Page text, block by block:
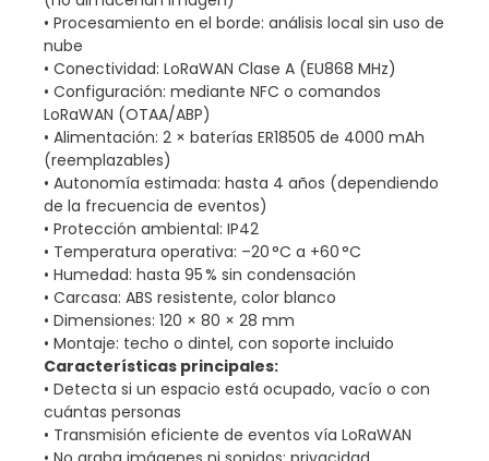
• Procesamiento en el borde: análisis local sin uso de
nube
• Conectividad: LoRaWAN Clase A (EU868 MHz)
• Configuración: mediante NFC o comandos
LoRaWAN (OTAA/ABP)
• Alimentación: 2 × baterías ER18505 de 4000 mAh
(reemplazables)
• Autonomía estimada: hasta 4 años (dependiendo
de la frecuencia de eventos)
• Protección ambiental: IP42
• Temperatura operativa: –20 °C a +60 °C
• Humedad: hasta 95 % sin condensación
• Carcasa: ABS resistente, color blanco
• Dimensiones: 120 × 80 × 28 mm
• Montaje: techo o dintel, con soporte incluido
Características principales:
• Detecta si un espacio está ocupado, vacío o con
cuántas personas
• Transmisión eficiente de eventos vía LoRaWAN